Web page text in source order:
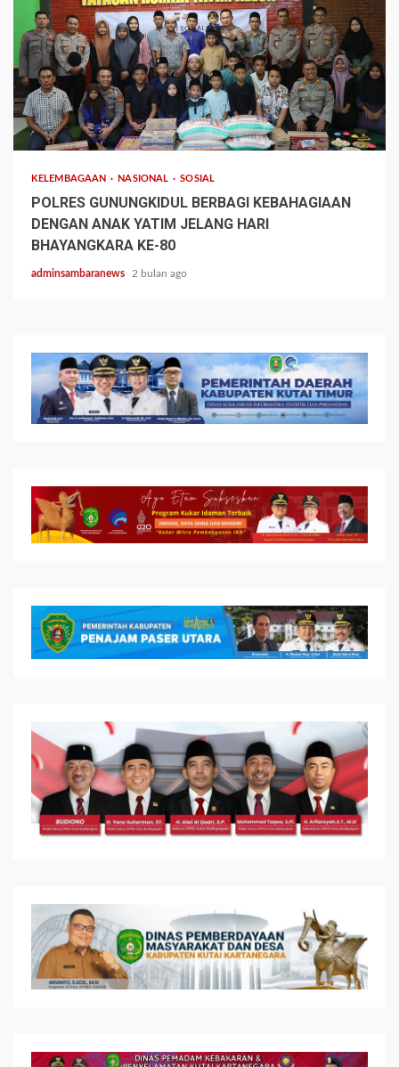
2 min read
KELEMBAGAAN NASIONAL SOSIAL
POLRES GUNUNGKIDUL BERBAGI KEBAHAGIAAN
DENGAN ANAK YATIM JELANG HARI
BHAYANGKARA KE-80
adminsambaranews 2 bulan ago